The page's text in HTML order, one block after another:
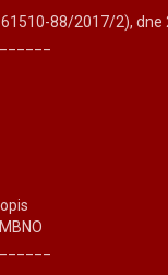
88/2017/2), dne